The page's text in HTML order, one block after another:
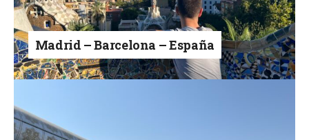
Madrid – Barcelona – España